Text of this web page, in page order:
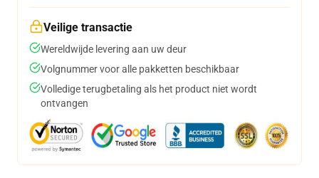
Veilige transactie
Wereldwijde levering aan uw deur
Volgnummer voor alle pakketten beschikbaar
Volledige terugbetaling als het product niet wordt
ontvangen